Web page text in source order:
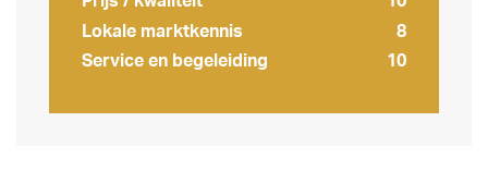
Lokale marktkennis
8
Service en begeleiding
10